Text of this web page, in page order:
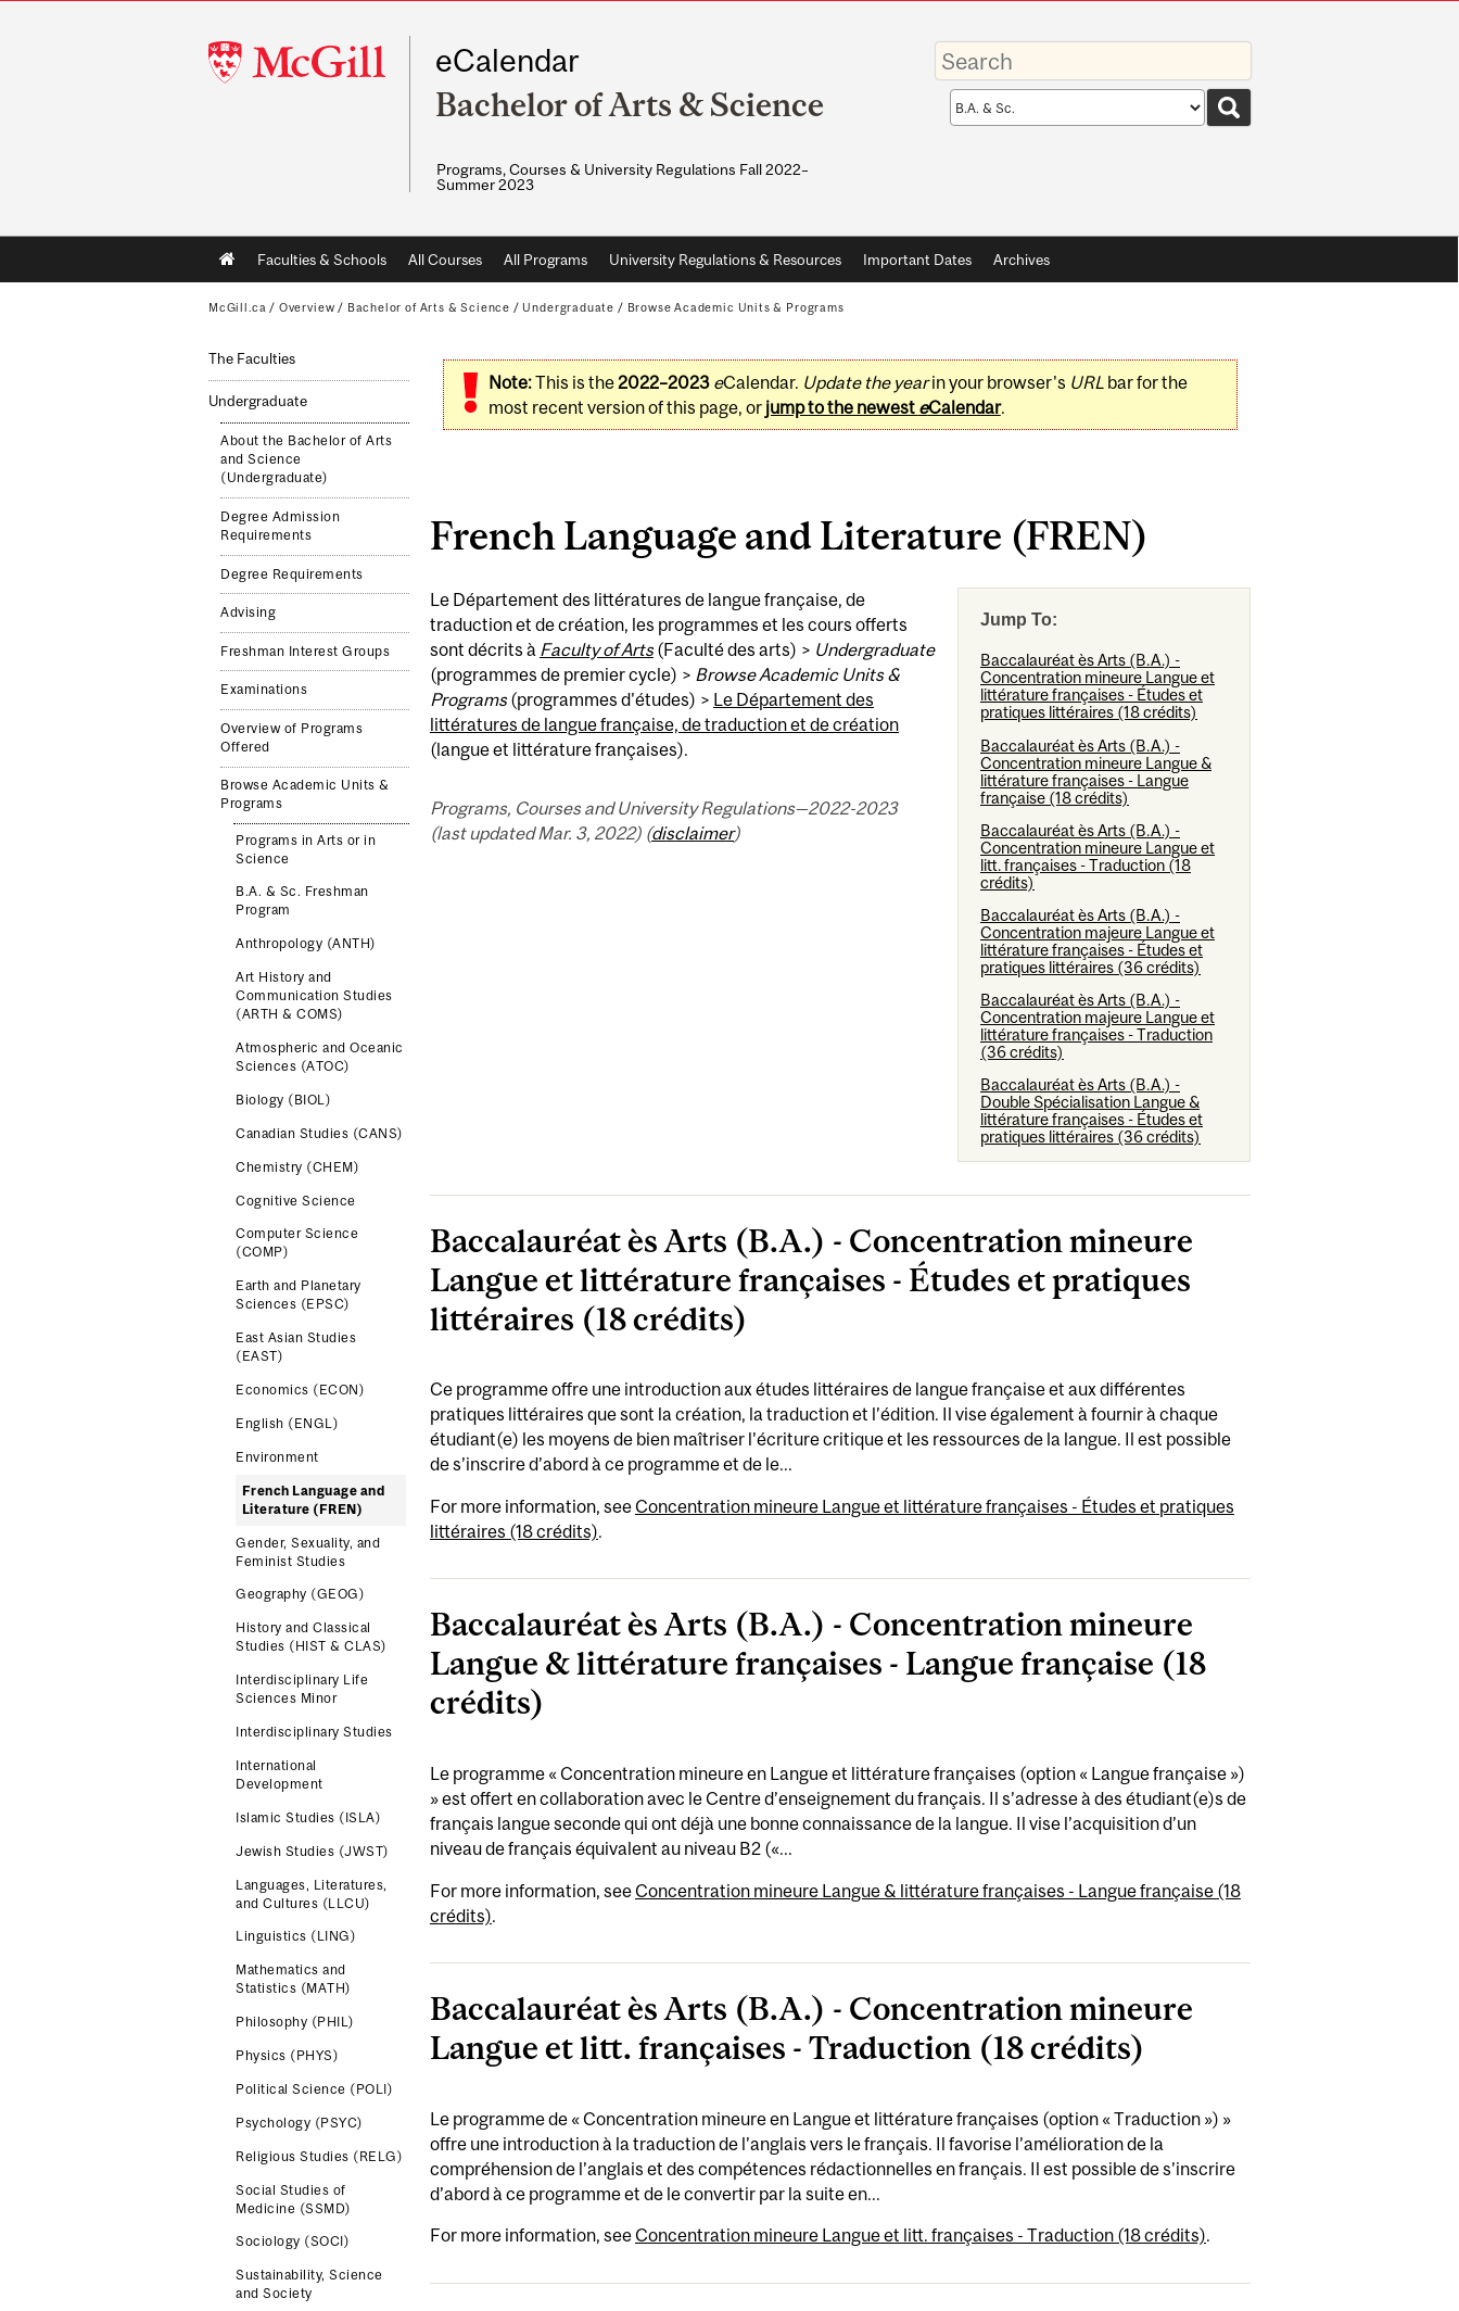
McGill
University
eCalendar
Bachelor of Arts & Science
Programs, Courses & University Regulations Fall 2022–
Summer 2023
Enter
your
keywords
Search
scope
Main
navigation
Faculties & Schools All Courses All Programs University Regulations & Resources Important Dates Archives
McGill.ca / Overview / Bachelor of Arts & Science / Undergraduate / Browse Academic Units & Programs
The Faculties
Undergraduate
About the Bachelor of Arts
and Science
(Undergraduate)
Degree Admission
Requirements
Degree Requirements
Advising
Freshman Interest Groups
Examinations
Overview of Programs
Offered
Browse Academic Units &
Programs
Programs in Arts or in
Science
B.A. & Sc. Freshman
Program
Anthropology (ANTH)
Art History and
Communication Studies
(ARTH & COMS)
Atmospheric and Oceanic
Sciences (ATOC)
Biology (BIOL)
Canadian Studies (CANS)
Chemistry (CHEM)
Cognitive Science
Computer Science
(COMP)
Earth and Planetary
Sciences (EPSC)
East Asian Studies
(EAST)
Economics (ECON)
English (ENGL)
Environment
French Language and
Literature (FREN)
Gender, Sexuality, and
Feminist Studies
Geography (GEOG)
History and Classical
Studies (HIST & CLAS)
Interdisciplinary Life
Sciences Minor
Interdisciplinary Studies
International
Development
Islamic Studies (ISLA)
Jewish Studies (JWST)
Languages, Literatures,
and Cultures (LLCU)
Linguistics (LING)
Mathematics and
Statistics (MATH)
Philosophy (PHIL)
Physics (PHYS)
Political Science (POLI)
Psychology (PSYC)
Religious Studies (RELG)
Social Studies of
Medicine (SSMD)
Sociology (SOCI)
Sustainability, Science
and Society
Note:This is the2022–2023 eCalendar. Update the yearin your browser's URLbar for the
most recent version of this page, or jump to the newest eCalendar.
French Language and Literature (FREN)
Jump To:
Baccalauréat ès Arts (B.A.) -
Concentration mineure Langue et
littérature françaises - Études et
pratiques littéraires (18 crédits)
Baccalauréat ès Arts (B.A.) -
Concentration mineure Langue &
littérature françaises - Langue
française (18 crédits)
Baccalauréat ès Arts (B.A.) -
Concentration mineure Langue et
litt. françaises - Traduction (18
crédits)
Baccalauréat ès Arts (B.A.) -
Concentration majeure Langue et
littérature françaises - Études et
pratiques littéraires (36 crédits)
Baccalauréat ès Arts (B.A.) -
Concentration majeure Langue et
littérature françaises - Traduction
(36 crédits)
Baccalauréat ès Arts (B.A.) -
Double Spécialisation Langue &
littérature françaises - Études et
pratiques littéraires (36 crédits)
Le Département des littératures de langue française, de
traduction et de création, les programmes et les cours offerts
sont décrits à Faculty of Arts(Faculté des arts) > Undergraduate
(programmes de premier cycle) > Browse Academic Units &
Programs(programmes d'études) > Le Département des
littératures de langue française, de traduction et de création
(langue et littérature françaises).
Programs, Courses and University Regulations—2022-2023
(last updated Mar. 3, 2022) (disclaimer)
Baccalauréat ès Arts (B.A.) - Concentration mineure
Langue et littérature françaises - Études et pratiques
littéraires (18 crédits)
Ce programme offre une introduction aux études littéraires de langue française et aux différentes
pratiques littéraires que sont la création, la traduction et l’édition. Il vise également à fournir à chaque
étudiant(e) les moyens de bien maîtriser l’écriture critique et les ressources de la langue. Il est possible
de s’inscrire d’abord à ce programme et de le...
For more information, seeConcentration mineure Langue et littérature françaises - Études et pratiques
littéraires (18 crédits).
Baccalauréat ès Arts (B.A.) - Concentration mineure
Langue & littérature françaises - Langue française (18
crédits)
Le programme « Concentration mineure en Langue et littérature françaises (option « Langue française »)
» est offert en collaboration avec le Centre d’enseignement du français. Il s’adresse à des étudiant(e)s de
français langue seconde qui ont déjà une bonne connaissance de la langue. Il vise l’acquisition d’un
niveau de français équivalent au niveau B2 («...
For more information, seeConcentration mineure Langue & littérature françaises - Langue française (18
crédits).
Baccalauréat ès Arts (B.A.) - Concentration mineure
Langue et litt. françaises - Traduction (18 crédits)
Le programme de « Concentration mineure en Langue et littérature françaises (option « Traduction ») »
offre une introduction à la traduction de l’anglais vers le français. Il favorise l’amélioration de la
compréhension de l’anglais et des compétences rédactionnelles en français. Il est possible de s’inscrire
d’abord à ce programme et de le convertir par la suite en...
For more information, seeConcentration mineure Langue et litt. françaises - Traduction (18 crédits).